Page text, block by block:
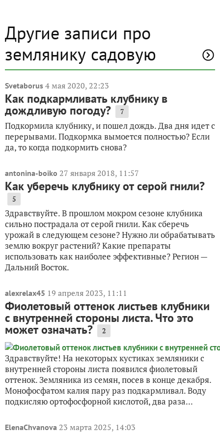
Другие записи про
землянику садовую
Svetaborus 4 мая 2020, 22:23
Как подкармливать клубнику в
дождливую погоду? 7
Подкормила клубнику, и пошел дождь. Два дня идет с
перерывами. Подкормка вымоется полностью? Если
да, то когда подкормить снова?
antonina-boiko 27 января 2018, 11:57
Как уберечь клубнику от серой гнили?
5
Здравствуйте. В прошлом мокром сезоне клубника
сильно пострадала от серой гнили. Как сберечь
урожай в следующем сезоне? Нужно ли обрабатывать
землю вокруг растений? Какие препараты
использовать как наиболее эффективные? Регион —
Дальний Восток.
alexrelax45 19 апреля 2023, 11:11
Фиолетовый оттенок листьев клубники
с внутренней стороны листа. Что это
может означать? 2
Здравствуйте! На некоторых кустиках земляники с
внутренней стороны листа появился фиолетовый
оттенок. Земляника из семян, посев в конце декабря.
Монофосфатом калия пару раз подкармливал. Воду
подкисляю ортофосфорной кислотой, два раза...
ElenaChvanova 23 марта 2025, 14:03